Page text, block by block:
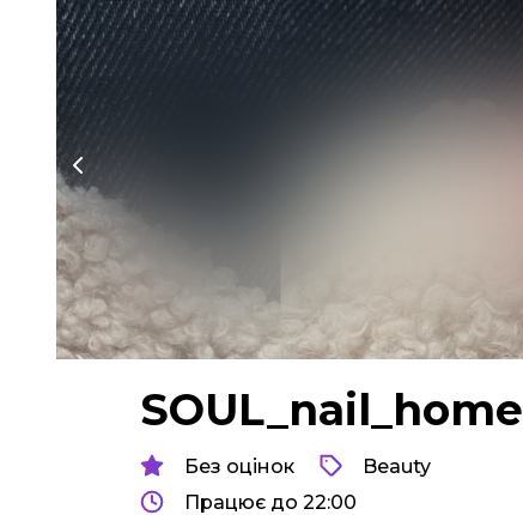
SOUL_nail_home
Без оцінок
Beauty
Працює до 22:00